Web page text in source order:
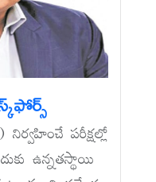
పరీక్షల్లో
ఉన్నతస్థాయి